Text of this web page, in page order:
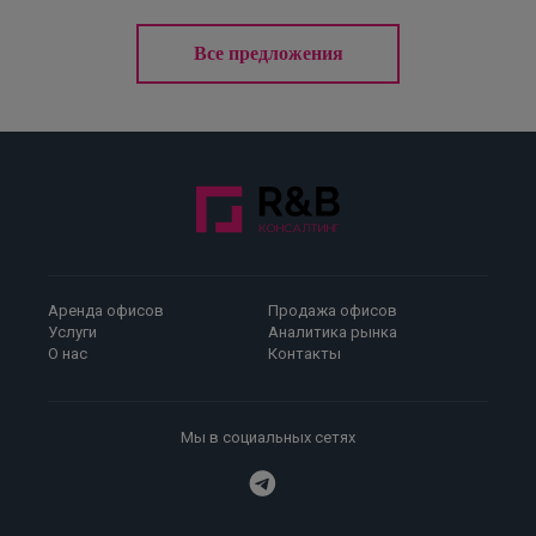
Все предложения
Аренда офисов
Продажа офисов
Услуги
Аналитика рынка
О нас
Контакты
Мы в социальных сетях